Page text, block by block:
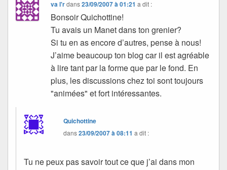
va l'rdans23/09/2007 à 01:21 a dit :
Bonsoir Quichottine!
Tu avais un Manet dans ton grenier?
Si tu en as encore d’autres, pense à nous!
J’aime beaucoup ton blog car il est agréable
à lire tant par la forme que par le fond. En
plus, les discussions chez toi sont toujours
"animées" et fort intéressantes.
Quichottine
dans23/09/2007 à 08:11 a dit :
Tu ne peux pas savoir tout ce que j’ai dans mon